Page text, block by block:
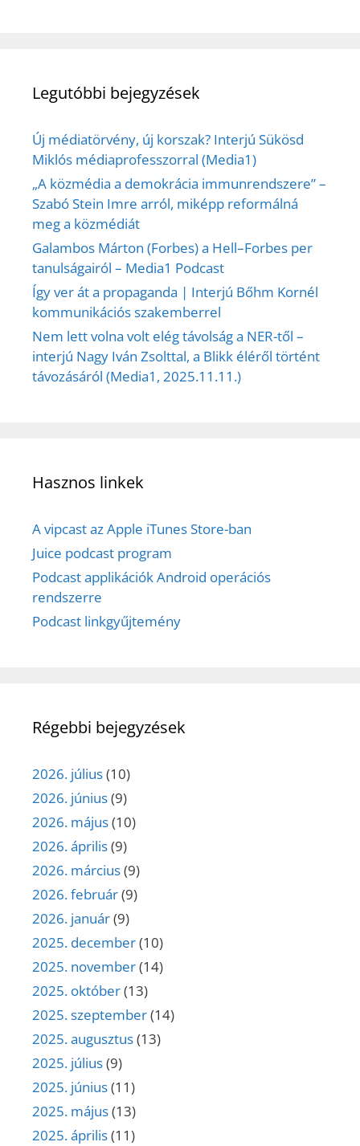
Legutóbbi bejegyzések
Új médiatörvény, új korszak? Interjú Sükösd
Miklós médiaprofesszorral (Media1)
„A közmédia a demokrácia immunrendszere” –
Szabó Stein Imre arról, miképp reformálná
meg a közmédiát
Galambos Márton (Forbes) a Hell–Forbes per
tanulságairól – Media1 Podcast
Így ver át a propaganda | Interjú Bőhm Kornél
kommunikációs szakemberrel
Nem lett volna volt elég távolság a NER-től –
interjú Nagy Iván Zsolttal, a Blikk éléről történt
távozásáról (Media1, 2025.11.11.)
Hasznos linkek
A vipcast az Apple iTunes Store-ban
Juice podcast program
Podcast applikációk Android operációs
rendszerre
Podcast linkgyűjtemény
Régebbi bejegyzések
2026. július(10)
2026. június(9)
2026. május(10)
2026. április(9)
2026. március(9)
2026. február(9)
2026. január(9)
2025. december(10)
2025. november(14)
2025. október(13)
2025. szeptember(14)
2025. augusztus(13)
2025. július(9)
2025. június(11)
2025. május(13)
2025. április(11)